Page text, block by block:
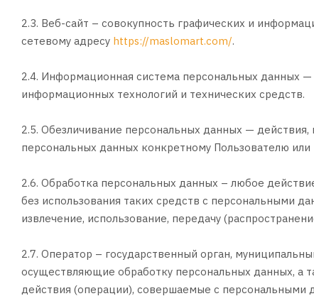
2.3. Веб-сайт – совокупность графических и
сетевому адресу https://maslomart.com/.
2.4. Информационная система персональных данных
информационных технологий и технических средств.
2.5. Обезличивание персональных данных —
персональных данных конкретному Пользователю
2.6. Обработка персональных данных – любое
без использования таких средств с персональными
извлечение, использование, передачу
2.7. Оператор – государственный орган,
осуществляющие обработку персональных данных, а
действия (операции), совершаемые с персональными